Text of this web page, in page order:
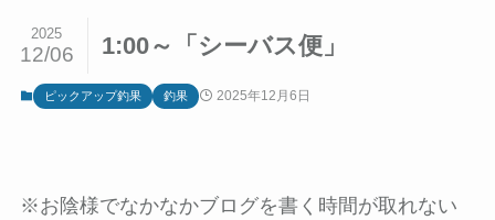
1:00～「シーバス便」
2025
12/06
ピックアップ釣果 釣果 2025年12月6日
※お陰様でなかなかブログを書く時間が取れない